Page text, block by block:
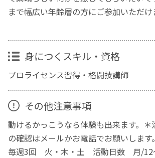
まで幅広い年齢層の方にご参加いただけ
身につくスキル・資格
プロライセンス習得・格闘技講師
その他注意事項
動けるかっこうなら体験も出来ます。
の確認はメールかお電話でお願いします。
毎週3回 火・木・土 活動日数 月/